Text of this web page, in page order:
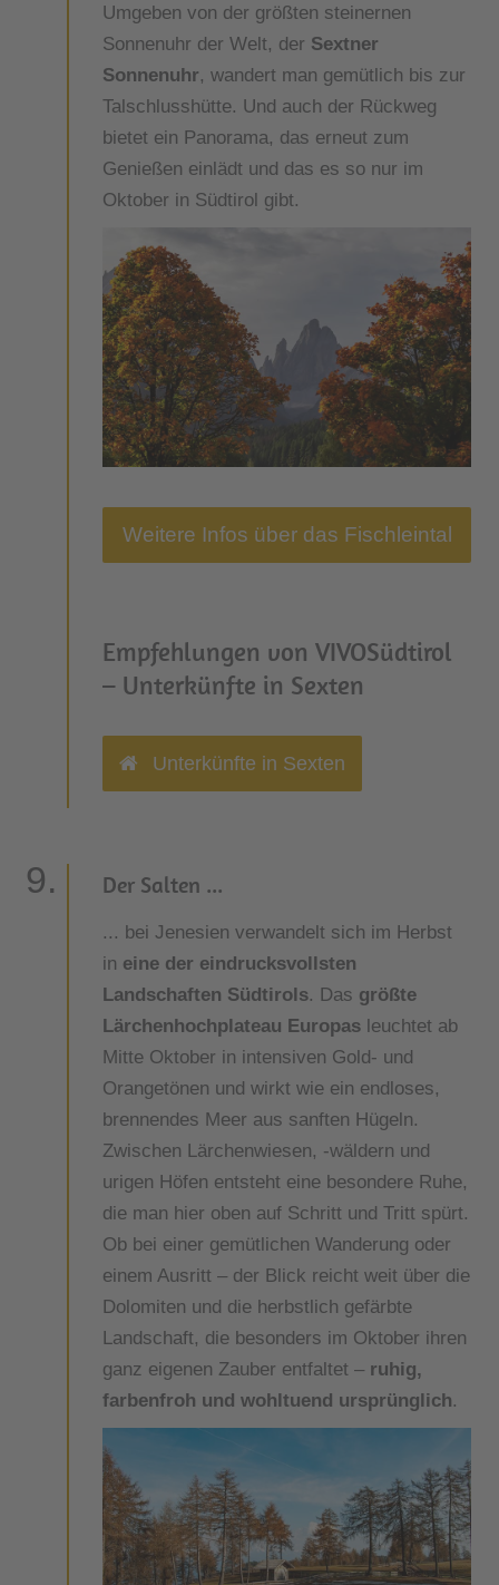
Umgeben von der größten steinernen
Sonnenuhr der Welt, der Sextner
Sonnenuhr, wandert man gemütlich bis zur
Talschlusshütte. Und auch der Rückweg
bietet ein Panorama, das erneut zum
Genießen einlädt und das es so nur im
Oktober in Südtirol gibt.
Weitere Infos über das Fischleintal
Empfehlungen von VIVOSüdtirol
– Unterkünfte in Sexten
Unterkünfte in Sexten
Der Salten ...
... bei Jenesien verwandelt sich im Herbst
in eine der eindrucksvollsten
Landschaften Südtirols. Das größte
Lärchenhochplateau Europas leuchtet ab
Mitte Oktober in intensiven Gold- und
Orangetönen und wirkt wie ein endloses,
brennendes Meer aus sanften Hügeln.
Zwischen Lärchenwiesen, -wäldern und
urigen Höfen entsteht eine besondere Ruhe,
die man hier oben auf Schritt und Tritt spürt.
Ob bei einer gemütlichen Wanderung oder
einem Ausritt – der Blick reicht weit über die
Dolomiten und die herbstlich gefärbte
Landschaft, die besonders im Oktober ihren
ganz eigenen Zauber entfaltet – ruhig,
farbenfroh und wohltuend ursprünglich.